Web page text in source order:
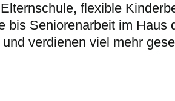
flexible
bis Seniorenarbeit im Haus
verdienen viel mehr